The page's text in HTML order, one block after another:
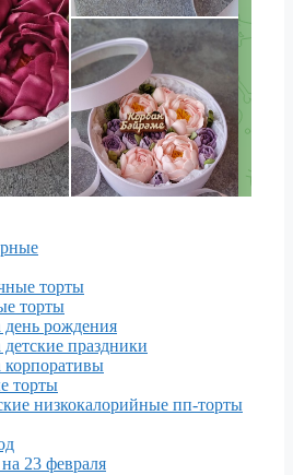
торты
торты
рождения
праздники
корпоративы
торты
низкокалорийные пп-торты
23 февраля